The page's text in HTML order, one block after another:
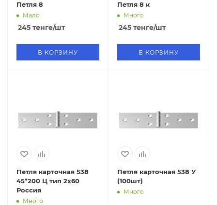
Петля 8
Мало
245 тенге/шт
В КОРЗИНУ
Петля 8 к
Много
245 тенге/шт
В КОРЗИНУ
Петля карточная 538
45*200 Ц тип 2х60
Россия
Много
Петля карточная 538 У
(100шт)
Много